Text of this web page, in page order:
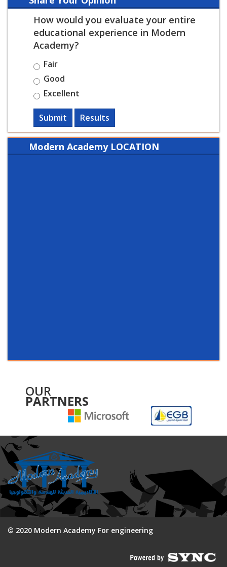
How would you evaluate your entire
educational experience in Modern
Academy?
Fair
Good
Excellent
Submit Results
Modern Academy LOCATION
OUR
PARTNERS
© 2020 Modern Academy For engineering